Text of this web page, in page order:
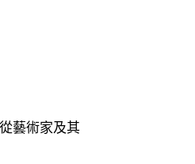
藝術家及其